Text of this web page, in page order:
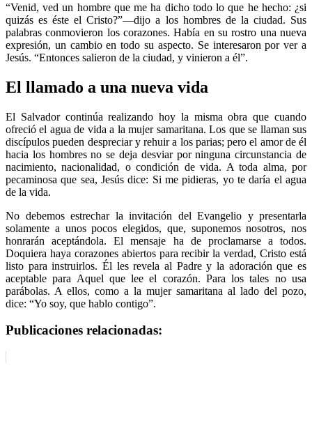
“Venid, ved un hombre que me ha dicho todo lo que he hecho: ¿si
quizás es éste el Cristo?”—dijo a los hombres de la ciudad. Sus
palabras conmovieron los corazones. Había en su rostro una nueva
expresión, un cambio en todo su aspecto. Se interesaron por ver a
Jesús. “Entonces salieron de la ciudad, y vinieron a él”.
El llamado a una nueva vida
El Salvador continúa realizando hoy la misma obra que cuando
ofreció el agua de vida a la mujer samaritana. Los que se llaman sus
discípulos pueden despreciar y rehuir a los parias; pero el amor de él
hacia los hombres no se deja desviar por ninguna circunstancia de
nacimiento, nacionalidad, o condición de vida. A toda alma, por
pecaminosa que sea, Jesús dice: Si me pidieras, yo te daría el agua
de la vida.
No debemos estrechar la invitación del Evangelio y presentarla
solamente a unos pocos elegidos, que, suponemos nosotros, nos
honrarán aceptándola. El mensaje ha de proclamarse a todos.
Doquiera haya corazones abiertos para recibir la verdad, Cristo está
listo para instruirlos. Él les revela al Padre y la adoración que es
aceptable para Aquel que lee el corazón. Para los tales no usa
parábolas. A ellos, como a la mujer samaritana al lado del pozo,
dice: “Yo soy, que hablo contigo”.
Publicaciones relacionadas: